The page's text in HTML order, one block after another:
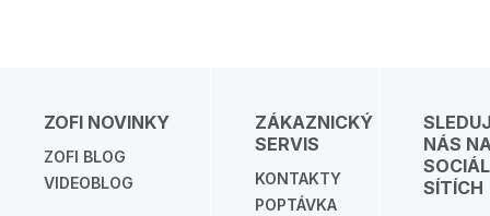
ZOFI NOVINKY
ZOFI BLOG
VIDEOBLOG
ZÁKAZNICKÝ
SERVIS
KONTAKTY
POPTÁVKA
NÁS
SÍTÍCH